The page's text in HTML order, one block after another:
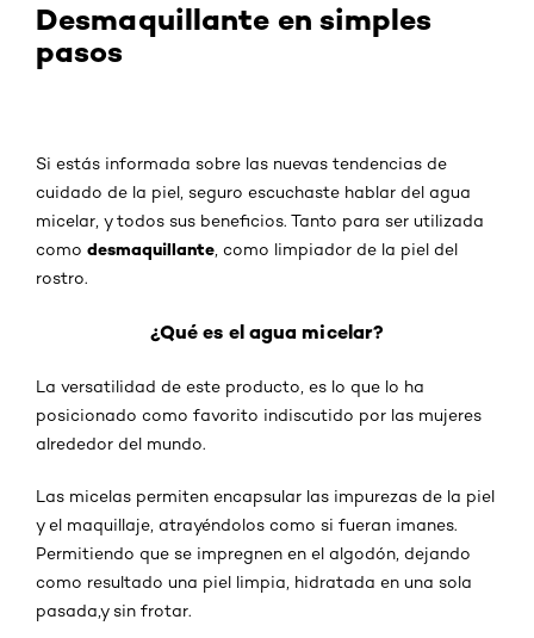
Desmaquillante en simples
pasos
Si estás informada sobre las nuevas tendencias de
cuidado de la piel, seguro escuchaste hablar del agua
micelar, y todos sus beneficios. Tanto para ser utilizada
como desmaquillante , como limpiador de la piel del
rostro.
¿Qué es el agua micelar?
La versatilidad de este producto, es lo que lo ha
posicionado como favorito indiscutido por las mujeres
alrededor del mundo.
Las micelas permiten encapsular las impurezas de la piel
y el maquillaje, atrayéndolos como si fueran imanes.
Permitiendo que se impregnen en el algodón, dejando
como resultado una piel limpia, hidratada en una sola
pasada,y sin frotar.